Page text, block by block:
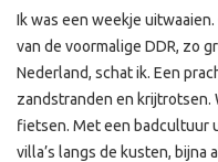
Ik was een weekje
van de voormalige DDR, zo
Nederland, schat ik. Een
zandstranden en krijtrotsen.
fietsen. Met een badcultuur
villa’s langs de kusten,